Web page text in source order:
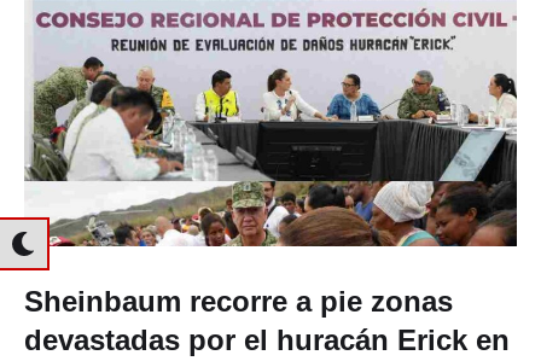
Sheinbaum recorre a pie zonas
devastadas por el huracán Erick en